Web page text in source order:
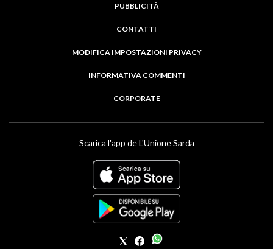
PUBBLICITÀ
CONTATTI
MODIFICA IMPOSTAZIONI PRIVACY
INFORMATIVA COMMENTI
CORPORATE
Scarica l'app de L'Unione Sarda